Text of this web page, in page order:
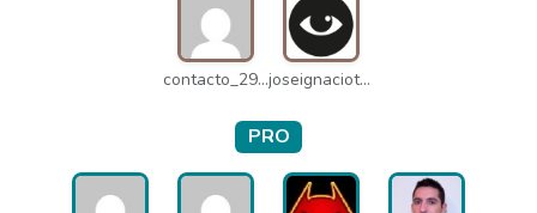
contacto_2906 joseignaciot_q66
PRO